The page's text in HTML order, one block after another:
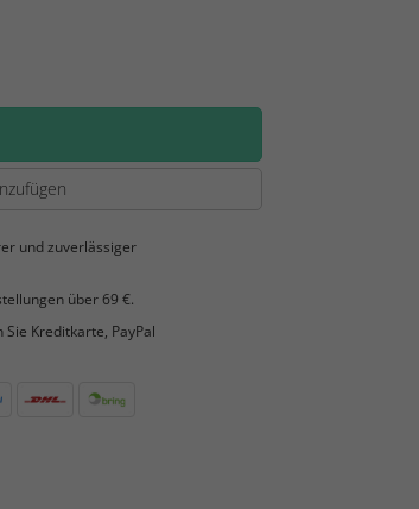
und zuverlässiger
über 69 €.
Sie Kreditkarte, PayPal